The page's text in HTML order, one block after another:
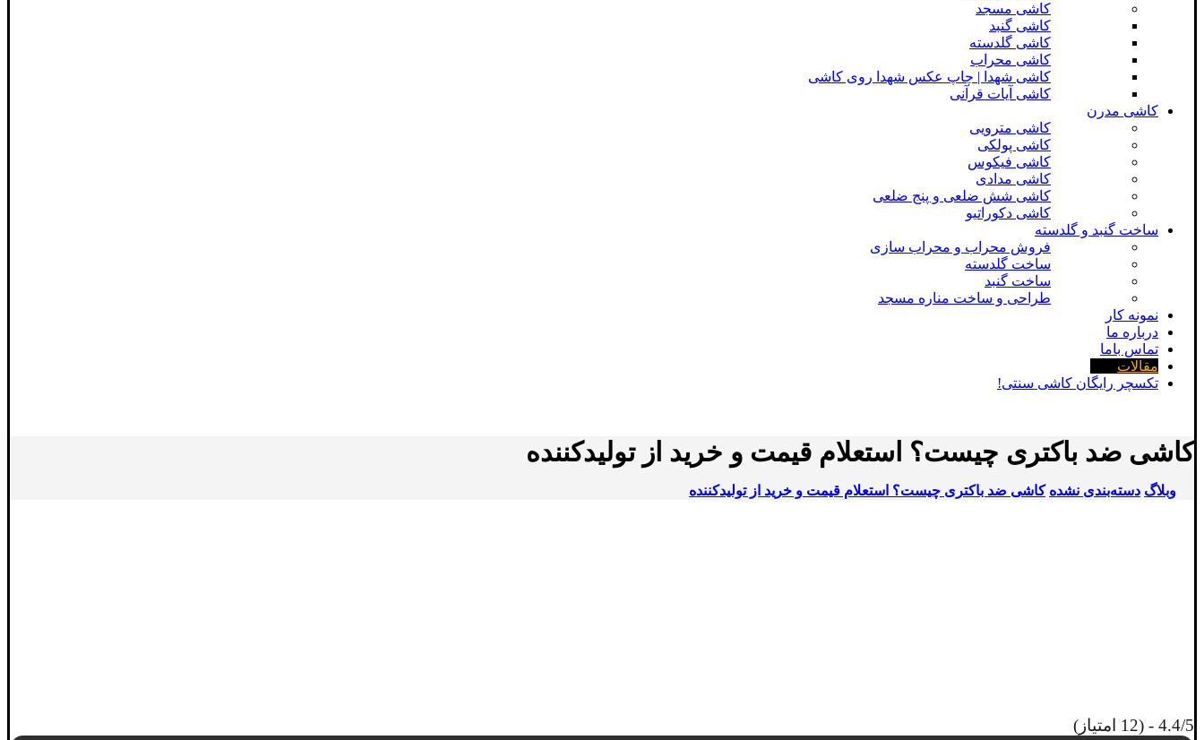
کاشی مسجد
کاشی گنبد
کاشی گلدسته
کاشی محراب
کاشی شهدا | چاپ عکس شهدا روی کاشی
کاشی آیات قرآنی
کاشی مدرن
کاشی مترویی
کاشی پولکی
کاشی فیکوس
کاشی مدادی
کاشی شش ضلعی و پنج ضلعی
کاشی دکوراتیو
ساخت گنبد و گلدسته
فروش محراب و محراب سازی
ساخت گلدسته
ساخت گنبد
طراحی و ساخت مناره مسجد
نمونه کار
درباره ما
تماس باما
مقالات
تکسچر رایگان کاشی سنتی!
کاشی ضد باکتری چیست؟ استعلام قیمت و خرید از تولیدکننده
وبلاگ دسته‌بندی نشده کاشی ضد باکتری چیست؟ استعلام قیمت و خرید از تولیدکننده
4.4/5 - (12 امتیاز)